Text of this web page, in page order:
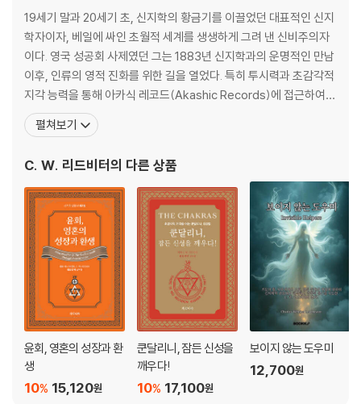
(3) 물질의 본질은 텅 빈 공간
4) 궁극의 물리 원자, 아누 해부학
(1) 심장을 닮은 입자, +아누와 -아누
(2) 아누의 자전, 세차 운동, 그리고 맥동
(3) 지능적 반응: 전기력에 의한 정렬과 복원
5) 미시 세계의 신성 기하학과 와류
(1) 포하트의 흐름: 굵은 와류와 미세한 와류
(3) 차원 간 대응 법칙, 등비수열과 의지력
(1) E₂ 상태: 상위 차원과 공명하는 에너지 통로
(2) E₃ 상태: 입자 해체로 규명한 다층적 결합 원리
(3) E₄ 상태: 원소의 기하학적 원형을 간직한 경계
7) 아누를 감싼 힘의 장벽, 구면벽
(1) 보이지 않는 경계: 입자의 점유와 힘의 장
(2) 구면벽의 실체: 물질이 아닌 힘의 흐름
8) 화학 원자의 형성과 물성의 비밀
(2) 밀도와 경도의 구조적 원리
(3) 융해와 응고의 역학적 변화
9) 원소의 7가지 원형과 플라톤 입체
19세기 말과 20세기 초, 신지학의 황금기를 이끌었던 대표적인 신지
학자이자, 베일에 싸인 초월적 세계를 생생하게 그려 낸 신비주의자
이다. 영국 성공회 사제였던 그는 1883년 신지학과의 운명적인 만남
이후, 인류의 영적 진화를 위한 길을 열었다. 특히 투시력과 초감각적
지각 능력을 통해 아카식 레코드(Akashic Records)에 접근하여
고대의 지혜와 우주의 신비를 현대적 언어로 풀어 냈으며 그의 저서
들은 사변적인 이론서가 아닌 직접적 체험을 통해 얻은 영적 통찰의
인간의 숨겨진 잠재력, 그리고 우주의 신성
펼쳐보기
C. W. 리드비터의 다른 상품
윤회, 영혼의 성장과 환
생
15,120원
10%
쿤달리니, 잠든 신성을
깨우다!
17,100원
10%
보이지 않는 도우미
12,700원